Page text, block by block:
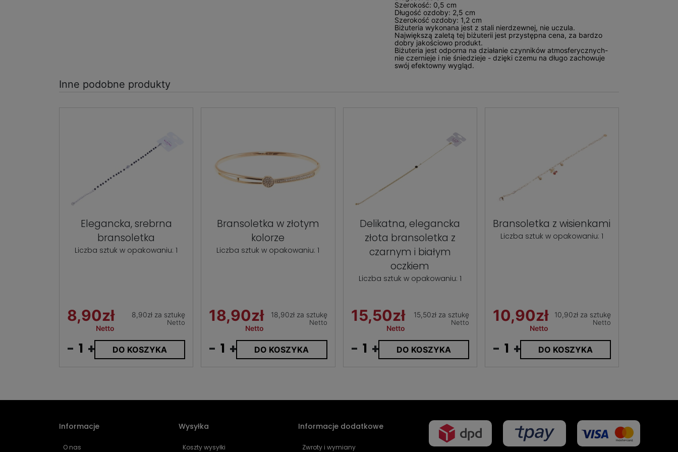
Szerokość: 0,5 cm
Długość ozdoby: 2,5 cm
Szerokość ozdoby: 1,2 cm
Biżuteria wykonana jest z stali nierdzewnej, nie uczula.
Największą zaletą tej biżuterii jest przystępna cena, za bardzo
dobry jakościowo produkt.
Biżuteria jest odporna na działanie czynników atmosferycznych-
nie czernieje i nie śniedzieje - dzięki czemu na długo zachowuje
swój efektowny wygląd.
Inne podobne produkty
Elegancka, srebrna
bransoletka
Liczba sztuk w opakowaniu: 1
8,90zł
Netto
8,90zł za sztukę
Netto
- + DO KOSZYKA
Bransoletka w złotym
kolorze
Liczba sztuk w opakowaniu: 1
18,90zł
Netto
18,90zł za sztukę
Netto
- + DO KOSZYKA
Delikatna, elegancka
złota bransoletka z
czarnym i białym
oczkiem
Liczba sztuk w opakowaniu: 1
15,50zł
Netto
15,50zł za sztukę
Netto
- + DO KOSZYKA
Bransoletka z wisienkami
Liczba sztuk w opakowaniu: 1
10,90zł
Netto
10,90zł za sztukę
Netto
- + DO KOSZYKA
Informacje
O nas
Wysyłka
Koszty wysyłki
Informacje dodatkowe
Zwroty i wymiany